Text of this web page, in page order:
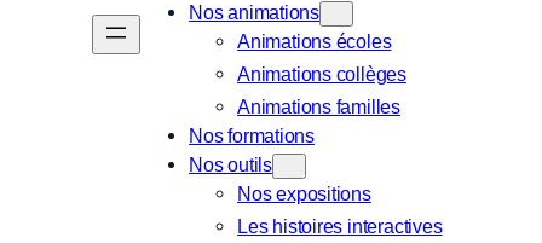
Nos animations
Animations écoles
Animations collèges
Animations familles
Nos formations
Nos outils
Nos expositions
Les histoires interactives